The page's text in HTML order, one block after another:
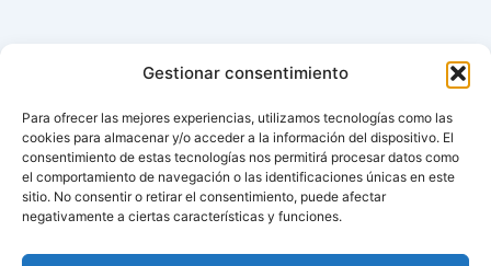
Gestionar consentimiento
Para ofrecer las mejores experiencias, utilizamos tecnologías como las
cookies para almacenar y/o acceder a la información del dispositivo. El
consentimiento de estas tecnologías nos permitirá procesar datos como
el comportamiento de navegación o las identificaciones únicas en este
sitio. No consentir o retirar el consentimiento, puede afectar
negativamente a ciertas características y funciones.